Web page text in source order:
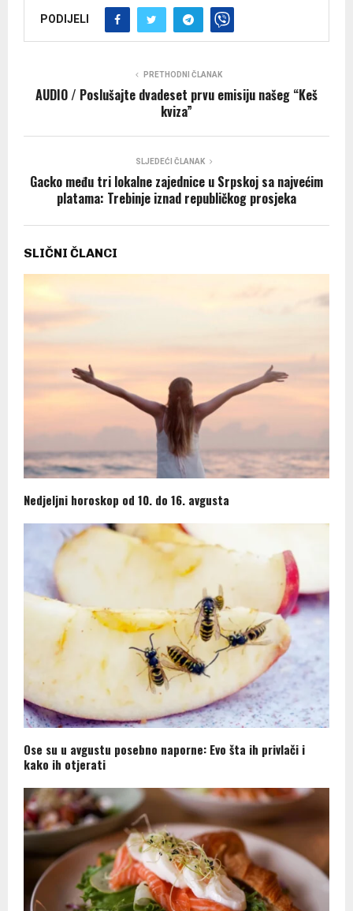
PODIJELI
PRETHODNI ČLANAK
AUDIO / Poslušajte dvadeset prvu emisiju našeg “Keš
kviza”
SLJEDEĆI ČLANAK
Gacko među tri lokalne zajednice u Srpskoj sa najvećim
platama: Trebinje iznad republičkog prosjeka
SLIČNI ČLANCI
Nedjeljni horoskop od 10. do 16. avgusta
Ose su u avgustu posebno naporne: Evo šta ih privlači i
kako ih otjerati